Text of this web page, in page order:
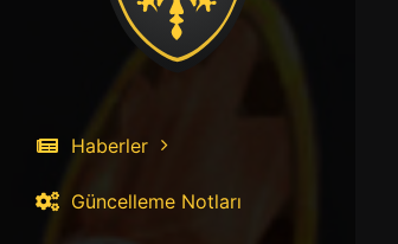
Haberler
Güncelleme Notları